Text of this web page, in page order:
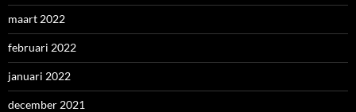
maart 2022
februari 2022
januari 2022
december 2021